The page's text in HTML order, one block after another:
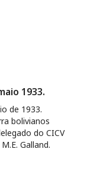
1933.
de 1933.
bolivianos
do CICV
Galland.